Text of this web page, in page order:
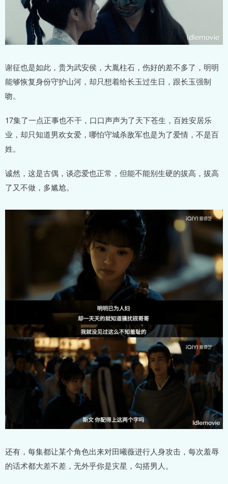
谢征也是如此，贵为武安侯，大胤柱石，伤好的差不多了，明明
能够恢复身份守护山河，却只想着给长玉过生日，跟长玉强制
吻。
17集了一点正事也不干，口口声声为了天下苍生，百姓安居乐
业，却只知道男欢女爱，哪怕守城杀敌军也是为了爱情，不是百
姓。
诚然，这是古偶，谈恋爱也正常，但能不能别生硬的拔高，拔高
了又不做，多尴尬。
还有，每集都让某个角色出来对田曦薇进行人身攻击，每次羞辱
的话术都大差不差，无外乎你是灾星，勾搭男人。